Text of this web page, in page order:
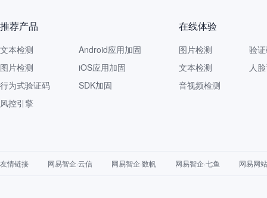
推荐产品
文本检测
图片检测
行为式验证码
风控引擎
Android应用加固
iOS应用加固
SDK加固
在线体验
图片检测
文本检测
音视频检测
验
人
友情链接 网易智企·云信 网易智企·数帆 网易智企·七鱼 网易网